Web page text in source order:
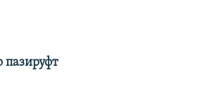
пазируфт